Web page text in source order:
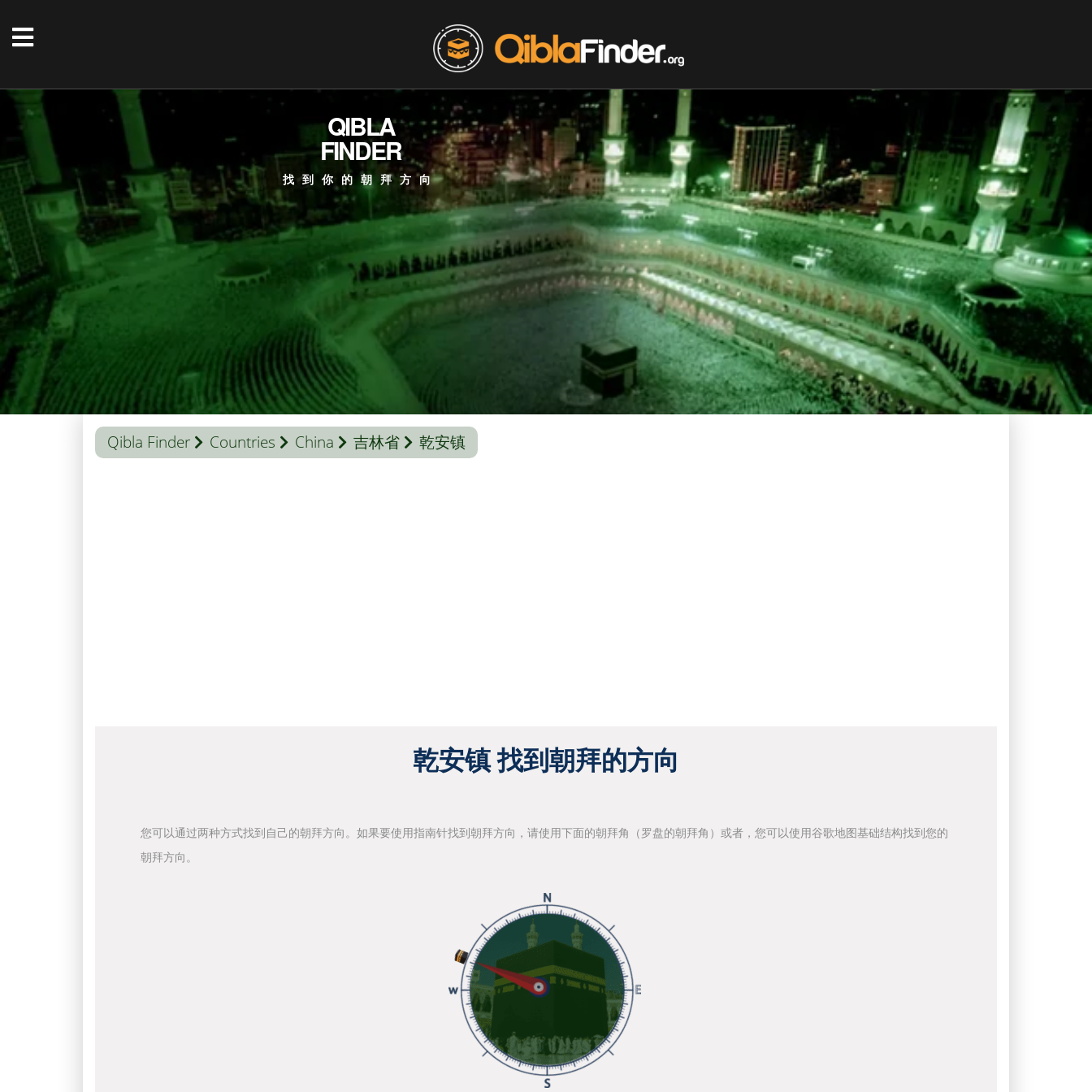
QIBLA
FINDER
找到你的朝拜方向
Qibla Finder Countries China 吉林省 乾安镇
乾安镇 找到朝拜的方向
您可以通过两种方式找到自己的朝拜方向。如果要使用指南针找到朝拜方向，请使用下面的朝拜角（罗盘的朝拜角）或者，您可以使用谷歌地图基础结构找到您的
朝拜方向。